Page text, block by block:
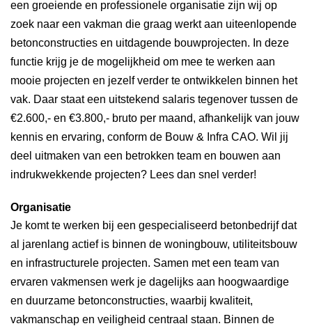
een groeiende en professionele organisatie zijn wij op
zoek naar een vakman die graag werkt aan uiteenlopende
betonconstructies en uitdagende bouwprojecten. In deze
functie krijg je de mogelijkheid om mee te werken aan
mooie projecten en jezelf verder te ontwikkelen binnen het
vak. Daar staat een uitstekend salaris tegenover tussen de
€2.600,- en €3.800,- bruto per maand, afhankelijk van jouw
kennis en ervaring, conform de Bouw & Infra CAO. Wil jij
deel uitmaken van een betrokken team en bouwen aan
indrukwekkende projecten? Lees dan snel verder!
Organisatie
Je komt te werken bij een gespecialiseerd betonbedrijf dat
al jarenlang actief is binnen de woningbouw, utiliteitsbouw
en infrastructurele projecten. Samen met een team van
ervaren vakmensen werk je dagelijks aan hoogwaardige
en duurzame betonconstructies, waarbij kwaliteit,
vakmanschap en veiligheid centraal staan. Binnen de